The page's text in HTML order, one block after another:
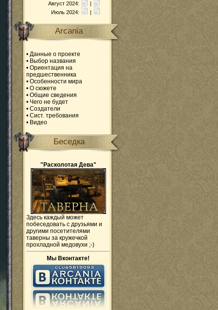
Август 2024:
|
Июль 2024:
|
Arcania
• Данные о проекте
• Выбор названия
• Ориентация на
предшественника
• Особенности мира
• О сюжете
• Общие сведения
• Чего не будет
• Создатели
• Сист. требования
• Видео
Беседка
"Расколотая Дева"
Здесь каждый может
побеседовать с друзьями и
другими посетителями
таверны за кружечкой
прохладной медовухи ;-)
Мы Вконтакте!